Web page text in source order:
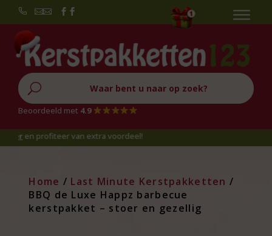
 
U
Beoordeeld met 4.9
van extra voordeel!
Home / Last Minute Kerstpakketten /
BBQ de Luxe Happz barbecue
kerstpakket – stoer en gezellig